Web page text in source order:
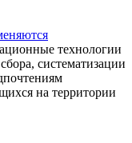
технологии
систематизации
на территории